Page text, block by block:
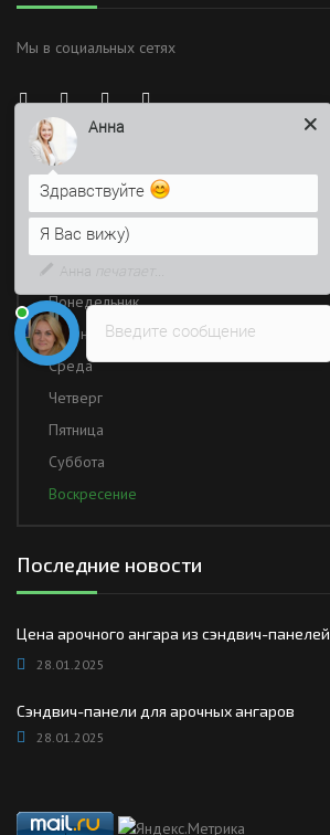
Мы в социальных сетях
Время работы
Работаем без обеда и выходных
Понедельник
Вторник
Среда
Четверг
Пятница
Суббота
Воскресение
Последние новости
Цена арочного ангара из сэндвич-панелей
28.01.2025
Сэндвич-панели для арочных ангаров
28.01.2025
Введите сообщение
Здравствуйте
Я Вас вижу)
Напишите сюда свой вопрос.
Возможно, его решение будет
быстрее